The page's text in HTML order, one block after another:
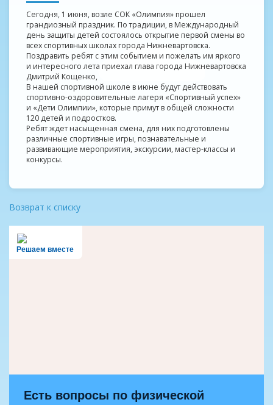
Сегодня, 1 июня, возле СОК «Олимпия» прошел
грандиозный праздник. По традиции, в Международный
день защиты детей состоялось открытие первой смены во
всех спортивных школах города Нижневартовска.
Поздравить ребят с этим событием и пожелать им яркого
и интересного лета приехал глава города Нижневартовска
Дмитрий Кощенко,
В нашей спортивной школе в июне будут действовать
спортивно-оздоровительные лагеря «Спортивный успех»
и «Дети Олимпии», которые примут в общей сложности
120 детей и подростков.
Ребят ждет насыщенная смена, для них подготовлены
различные спортивные игры, познавательные и
развивающие мероприятия, экскурсии, мастер-классы и
конкурсы.
Возврат к списку
Решаем вместе
Есть вопросы по физической